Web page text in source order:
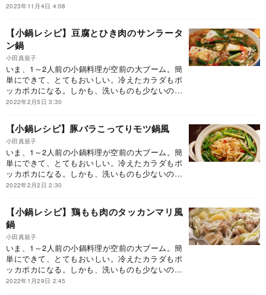
から、忙しいビジネスパーソンに大人気なのも当
ち。そこで活躍するのが、大人気料理家の小田真
規子先生の小鍋レシピを集めた『まいにち小鍋』
です。本連載では、その一部をご紹介してまいり
ます。ぜひ、今日の晩御飯にお試しください！
2023年11月4日 4:08
【小鍋レシピ】豆腐とひき肉のサンラータ
ン鍋
小田真規子
いま、1～2人前の小鍋料理が空前の大ブーム。簡
単にできて、とてもおいしい。冷えたカラダもポ
ッカポカになる。しかも、洗いものも少ないのだ
から、忙しいビジネスパーソンに大人気なのも当
ち。そこで活躍するのが、大人気料理家の小田真
規子先生の小鍋レシピを集めた『まいにち小鍋』
です。本連載では、その一部をご紹介してまいり
ます。ぜひ、今日の晩御飯にお試しください！
2022年2月5日 3:30
【小鍋レシピ】豚バラこってりモツ鍋風
小田真規子
いま、1～2人前の小鍋料理が空前の大ブーム。簡
単にできて、とてもおいしい。冷えたカラダもポ
ッカポカになる。しかも、洗いものも少ないのだ
から、忙しいビジネスパーソンに大人気なのも当
ち。そこで活躍するのが、大人気料理家の小田真
規子先生の小鍋レシピを集めた『まいにち小鍋』
です。本連載では、その一部をご紹介してまいり
ます。ぜひ、今日の晩御飯にお試しください！
2022年2月2日 2:30
【小鍋レシピ】鶏もも肉のタッカンマリ風
鍋
小田真規子
いま、1～2人前の小鍋料理が空前の大ブーム。簡
単にできて、とてもおいしい。冷えたカラダもポ
ッカポカになる。しかも、洗いものも少ないのだ
から、忙しいビジネスパーソンに大人気なのも当
2022年1月29日 2:45